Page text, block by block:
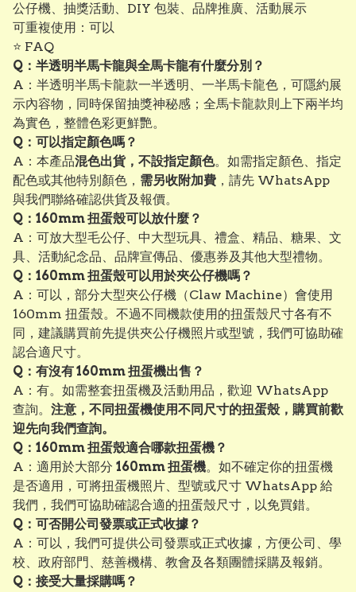
公仔機、抽獎活動、DIY 包裝、品牌推廣、活動展示
可重複使用：可以
⭐ FAQ
Q：半透明半馬卡龍與全馬卡龍有什麼分別？
A：半透明半馬卡龍款一半透明、一半馬卡龍色，可隱約展
示內容物，同時保留抽獎神秘感；全馬卡龍款則上下兩半均
為實色，整體色彩更鮮艷。
Q：可以指定顏色嗎？
A：本產品混色出貨，不設指定顏色。如需指定顏色、指定
配色或其他特別顏色， 需另收附加費 ，請先 WhatsApp
與我們聯絡確認供貨及報價。
Q：160mm 扭蛋殼可以放什麼？
A：可放大型毛公仔、中大型玩具、禮盒、精品、糖果、文
具、活動紀念品、品牌宣傳品、優惠券及其他大型禮物。
Q：160mm 扭蛋殼可以用於夾公仔機嗎？
A：可以，部分大型夾公仔機（Claw Machine）會使用
160mm 扭蛋殼。不過不同機款使用的扭蛋殼尺寸各有不
同，建議購買前先提供夾公仔機照片或型號，我們可協助確
認合適尺寸。
Q：有沒有 160mm 扭蛋機出售？
A：有。如需整套扭蛋機及活動用品，歡迎 WhatsApp
查詢。 注意，不同扭蛋機使用不同尺寸的扭蛋殼，購買前歡
迎先向我們查詢。
Q：160mm 扭蛋殼適合哪款扭蛋機？
A：適用於大部分 160mm 扭蛋機。如不確定你的扭蛋機
是否適用，可將扭蛋機照片、型號或尺寸 WhatsApp 給
我們，我們可協助確認合適的扭蛋殼尺寸，以免買錯。
Q：可否開公司發票或正式收據？
A：可以，我們可提供公司發票或正式收據，方便公司、學
校、政府部門、慈善機構、教會及各類團體採購及報銷。
Q：接受大量採購嗎？